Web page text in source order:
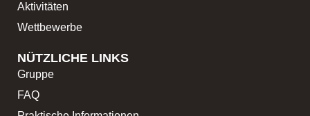
Aktivitäten
Wettbewerbe
NÜTZLICHE LINKS
Gruppe
FAQ